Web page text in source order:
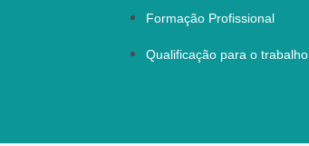
Formação Profissional
Qualificação para o trabalho